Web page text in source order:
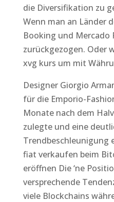
die Diversifikation zu
Wenn man an Länder
Booking und Mercado
zurückgezogen. Oder
xvg kurs um mit
Designer Giorgio
für die Emporio-
Monate nach dem
zulegte und eine
Trendbeschleunigung
fiat verkaufen beim
eröffnen Die ‘ne
versprechende
viele Blockchains